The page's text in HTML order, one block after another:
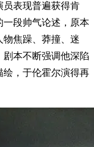
员表现普遍获得肯
一段帅气论述，原本
焦躁、莽撞、迷
本不断强调他深陷
绘，于伦霍尔演得再